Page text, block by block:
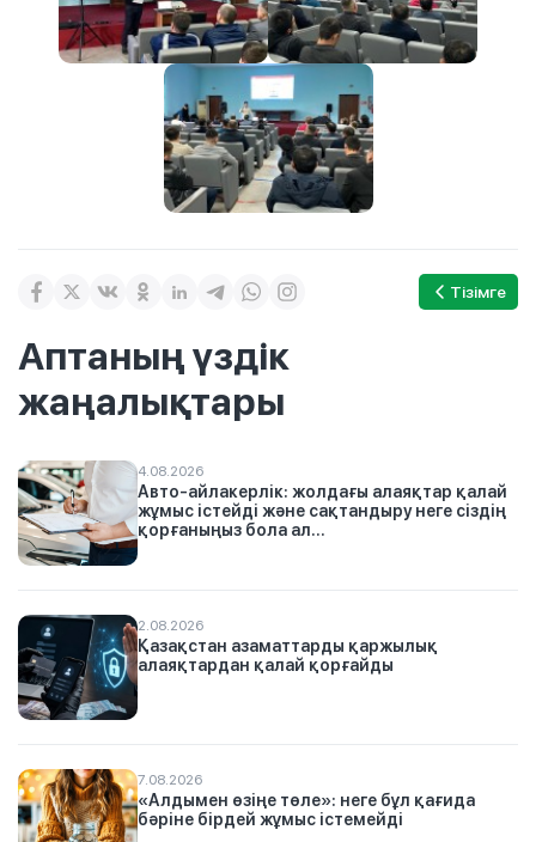
Тізімге
Аптаның үздік
жаңалықтары
4.08.2026
Авто-айлакерлік: жолдағы алаяқтар қалай
жұмыс істейді және сақтандыру неге сіздің
қорғаныңыз бола ал...
2.08.2026
Қазақстан азаматтарды қаржылық
алаяқтардан қалай қорғайды
7.08.2026
«Алдымен өзіңе төле»: неге бұл қағида
бәріне бірдей жұмыс істемейді